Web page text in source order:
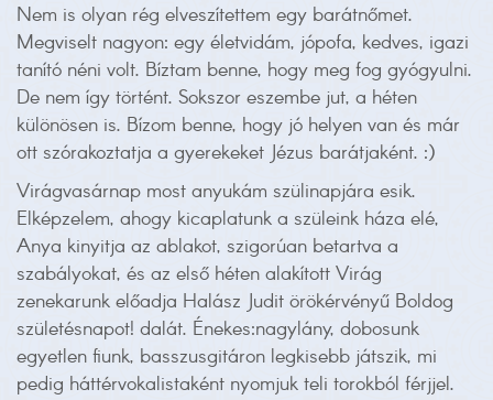
Nem is olyan rég elveszítettem egy barátnőmet.
Megviselt nagyon: egy életvidám, jópofa, kedves, igazi
tanító néni volt. Bíztam benne, hogy meg fog gyógyulni.
De nem így történt. Sokszor eszembe jut, a héten
különösen is. Bízom benne, hogy jó helyen van és már
ott szórakoztatja a gyerekeket Jézus barátjaként. :)
Virágvasárnap most anyukám szülinapjára esik.
Elképzelem, ahogy kicaplatunk a szüleink háza elé,
Anya kinyitja az ablakot, szigorúan betartva a
szabályokat, és az első héten alakított Virág
zenekarunk előadja Halász Judit örökérvényű Boldog
születésnapot! dalát. Énekes:nagylány, dobosunk
egyetlen fiunk, basszusgitáron legkisebb játszik, mi
pedig háttérvokalistaként nyomjuk teli torokból férjjel.